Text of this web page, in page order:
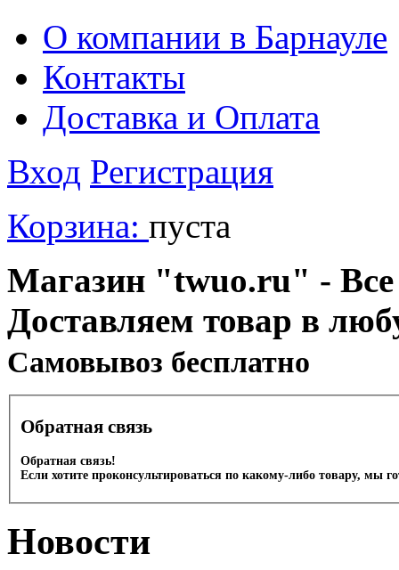
О компании в Барнауле
Контакты
Доставка и Оплата
Вход Регистрация
Корзина: пуста
Магазин "twuo.ru" - Все
Доставляем товар в
Cамовывоз бесплатно
Обратная связь
Обратная связь!
Если хотите проконсультироваться по какому-либо товару, мы
Новости